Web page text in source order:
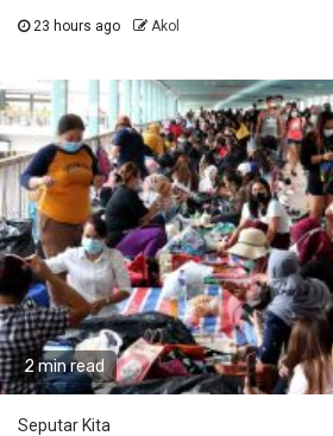
23 hours ago Akol
2 min read
Seputar Kita